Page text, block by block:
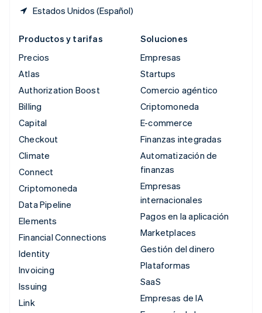
Estados Unidos (Español)
Productos y tarifas
Precios
Atlas
Authorization Boost
Billing
Capital
Checkout
Climate
Connect
Criptomoneda
Data Pipeline
Elements
Financial Connections
Identity
Invoicing
Issuing
Link
Soluciones
Empresas
Startups
Comercio agéntico
Criptomoneda
E-commerce
Finanzas integradas
Automatización de
finanzas
Empresas
internacionales
Pagos en la aplicación
Marketplaces
Gestión del dinero
Plataformas
SaaS
Empresas de IA